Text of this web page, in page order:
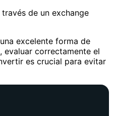
de un exchange
excelente forma de
evaluar correctamente el
es crucial para evitar